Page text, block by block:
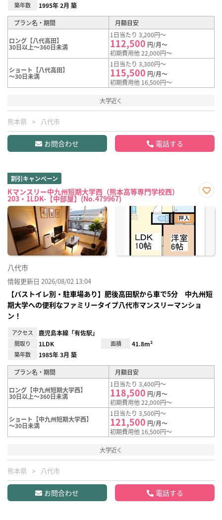
築年数 1995年 2月 築
プラン名・期間 月額目安
ロング【八代高田】
30日以上～360日未満
1日当たり 3,200円～
112,500 円/月～
初期費用他 22,000円～
ショート【八代高田】
～30日未満
1日当たり 3,300円～
115,500 円/月～
初期費用他 16,500円～
大学近く
熊本県 八代市
お問合わせ 電話する
割引キャンペーン
Kマンスリー中九州短期大学西（熊本高等専門学校西）
203・1LDK-【中部屋】(No.479967)
に入
八代市
情報更新日 2026/08/02 13:04
【バストイレ別・駐車場あり】肥後高田駅から車で5分 中九州短
期大学への便利なファミリータイプ八代市マンスリーマンショ
ン！
アクセス 鹿児島本線「有佐駅」
間取り 1LDK 面積 41.8m²
築年数 1985年 3月 築
プラン名・期間 月額目安
ロング【中九州短期大学西】
30日以上～360日未満
1日当たり 3,400円～
118,500 円/月～
初期費用他 22,000円～
ショート【中九州短期大学西】
～30日未満
1日当たり 3,500円～
121,500 円/月～
初期費用他 16,500円～
大学近く
熊本県 八代市
お問合わせ 電話する